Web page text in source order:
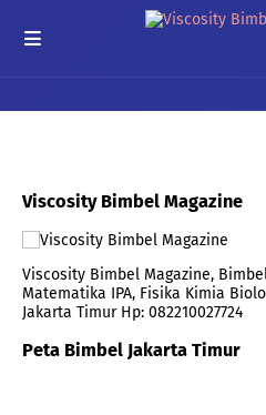
Viscosity Bimbel Magazine
Viscosity Bimbel Magazine,
Matematika IPA, Fisika Kimia
Jakarta Timur Hp: 082210027724
Peta Bimbel Jakarta Timur